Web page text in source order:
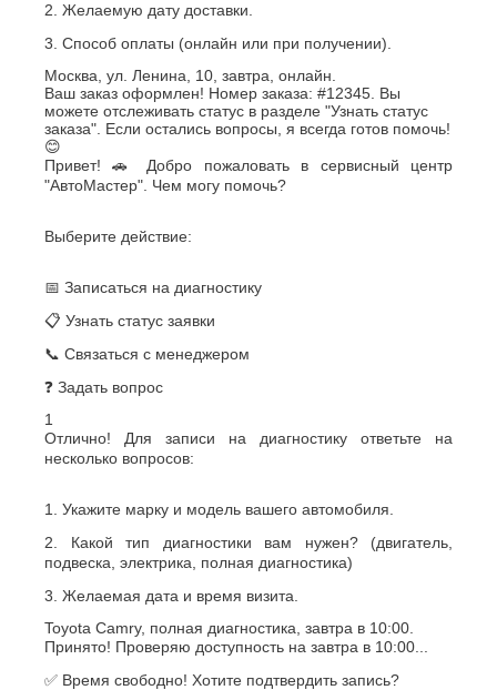
2. Желаемую дату доставки.
3. Способ оплаты (онлайн или при получении).
Москва, ул. Ленина, 10, завтра, онлайн.
Ваш заказ оформлен! Номер заказа: #12345. Вы
можете отслеживать статус в разделе "Узнать статус
заказа". Если остались вопросы, я всегда готов помочь!
😊
Привет! 🚗 Добро пожаловать в сервисный центр
"АвтоМастер". Чем могу помочь?
Выберите действие:
📅 Записаться на диагностику
📋 Узнать статус заявки
📞 Связаться с менеджером
❓ Задать вопрос
1
Отлично! Для записи на диагностику ответьте на
несколько вопросов:
1. Укажите марку и модель вашего автомобиля.
2. Какой тип диагностики вам нужен? (двигатель,
подвеска, электрика, полная диагностика)
3. Желаемая дата и время визита.
Toyota Camry, полная диагностика, завтра в 10:00.
Принято! Проверяю доступность на завтра в 10:00...
✅ Время свободно! Хотите подтвердить запись?